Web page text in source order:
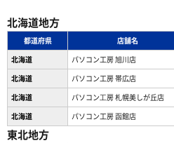
北海道地方
都道府県 店舗名
北海道
パソコン工房 旭川店
北海道
パソコン工房 帯広店
北海道
パソコン⼯房 札幌美しが丘店
北海道
パソコン工房 函館店
東北地方